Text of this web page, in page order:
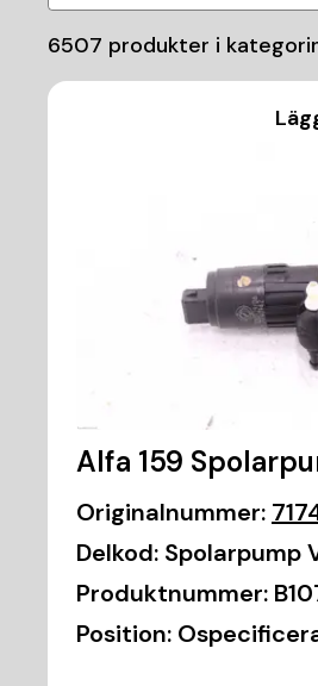
6507 produkter i
Alfa 159
Originalnummer:
Delkod: Spolarpump
Produktnummer:
Position: